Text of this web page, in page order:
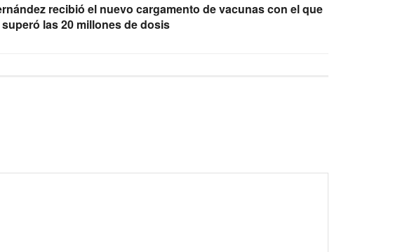
recibió el nuevo cargamento de vacunas con el que
las 20 millones de dosis